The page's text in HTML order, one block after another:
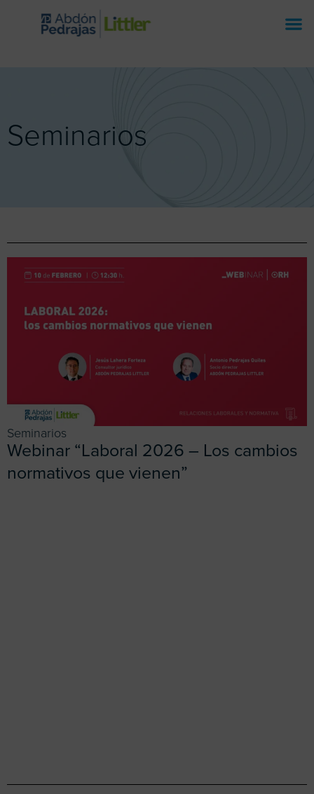
Seminarios
Seminarios
Webinar “Laboral 2026 – Los cambios
normativos que vienen”